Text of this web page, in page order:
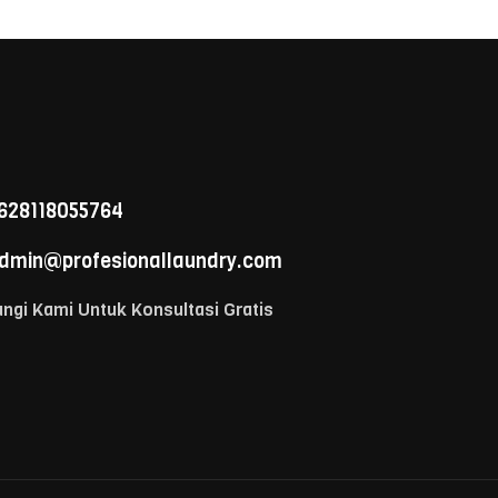
Kami Untuk Konsultasi Gratis